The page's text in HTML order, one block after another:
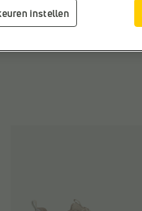
Geschikt voor steunzolen:
Kleur:Blauw
instellen